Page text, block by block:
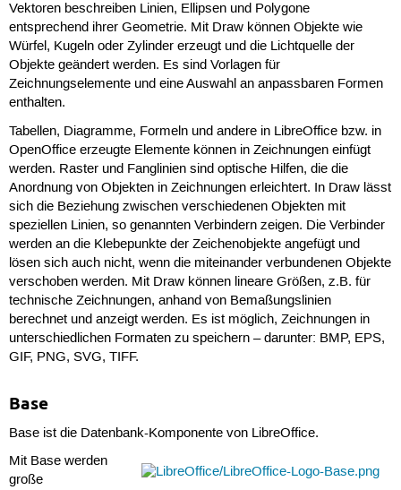
Vektoren beschreiben Linien, Ellipsen und Polygone
entsprechend ihrer Geometrie. Mit Draw können Objekte wie
Würfel, Kugeln oder Zylinder erzeugt und die Lichtquelle der
Objekte geändert werden. Es sind Vorlagen für
Zeichnungselemente und eine Auswahl an anpassbaren Formen
enthalten.
Tabellen, Diagramme, Formeln und andere in LibreOffice bzw. in
OpenOffice erzeugte Elemente können in Zeichnungen einfügt
werden. Raster und Fanglinien sind optische Hilfen, die die
Anordnung von Objekten in Zeichnungen erleichtert. In Draw lässt
sich die Beziehung zwischen verschiedenen Objekten mit
speziellen Linien, so genannten Verbindern zeigen. Die Verbinder
werden an die Klebepunkte der Zeichenobjekte angefügt und
lösen sich auch nicht, wenn die miteinander verbundenen Objekte
verschoben werden. Mit Draw können lineare Größen, z.B. für
technische Zeichnungen, anhand von Bemaßungslinien
berechnet und anzeigt werden. Es ist möglich, Zeichnungen in
unterschiedlichen Formaten zu speichern – darunter: BMP, EPS,
GIF, PNG, SVG, TIFF.
Base
Base ist die Datenbank-Komponente von LibreOffice.
Mit Base werden
große